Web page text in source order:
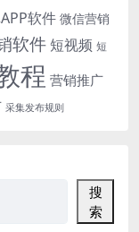
软件 微信营销
软件短视频 短
程 营销推广
采集发布规则
搜
索